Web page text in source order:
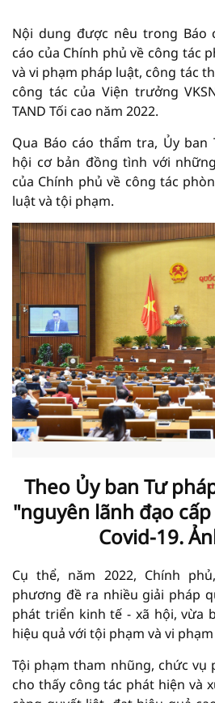
Nội dung được nêu trong Báo
cáo của Chính phủ về công tác
và vi phạm pháp luật, công tác
công tác của Viện trưởng
TAND Tối cao năm 2022.
Qua Báo cáo thẩm tra, Ủy ban
hội cơ bản đồng tình với
của Chính phủ về công tác
luật và tội phạm.
Theo Ủy ban Tư
"nguyên lãnh đạo
Covid-19.
Cụ thể, năm 2022, Chính
phương đề ra nhiều giải pháp
phát triển kinh tế - xã hội, vừa
hiệu quả với tội phạm và vi
Tội phạm tham nhũng, chức vụ
cho thấy công tác phát hiện và